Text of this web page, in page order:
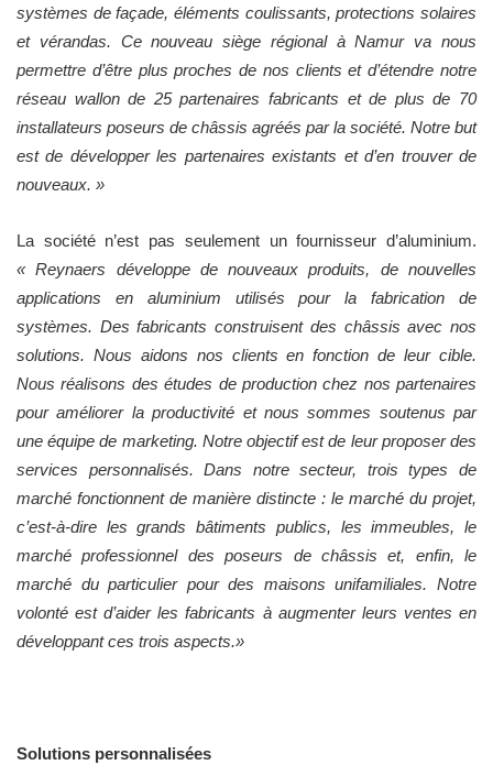
systèmes de façade, éléments coulissants, protections solaires
et vérandas. Ce nouveau siège régional à Namur va nous
permettre d’être plus proches de nos clients et d’étendre notre
réseau wallon de 25 partenaires fabricants et de plus de 70
installateurs poseurs de châssis agréés par la société. Notre but
est de développer les partenaires existants et d’en trouver de
nouveaux. »
La société n’est pas seulement un fournisseur d’aluminium.
« Reynaers développe de nouveaux produits, de nouvelles
applications en aluminium utilisés pour la fabrication de
systèmes. Des fabricants construisent des châssis avec nos
solutions. Nous aidons nos clients en fonction de leur cible.
Nous réalisons des études de production chez nos partenaires
pour améliorer la productivité et nous sommes soutenus par
une équipe de marketing. Notre objectif est de leur proposer des
services personnalisés. Dans notre secteur, trois types de
marché fonctionnent de manière distincte : le marché du projet,
c’est-à-dire les grands bâtiments publics, les immeubles, le
marché professionnel des poseurs de châssis et, enfin, le
marché du particulier pour des maisons unifamiliales. Notre
volonté est d’aider les fabricants à augmenter leurs ventes en
développant ces trois aspects.»
Solutions personnalisées